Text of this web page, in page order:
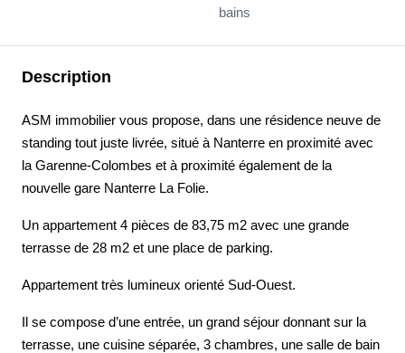
bains
Description
ASM immobilier vous propose, dans une résidence neuve de
standing tout juste livrée, situé à Nanterre en proximité avec
la Garenne-Colombes et à proximité également de la
nouvelle gare Nanterre La Folie.
Un appartement 4 pièces de 83,75 m2 avec une grande
terrasse de 28 m2 et une place de parking.
Appartement très lumineux orienté Sud-Ouest.
Il se compose d’une entrée, un grand séjour donnant sur la
terrasse, une cuisine séparée, 3 chambres, une salle de bain